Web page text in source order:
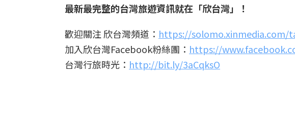
最新最完整的台灣旅遊資訊就在「欣台灣」！
歡迎關注 欣台灣頻道： https://solomo.xinmedia.com/
加入欣台灣Facebook粉絲團： https://
台灣行旅時光： http://bit.ly/3aCqksO